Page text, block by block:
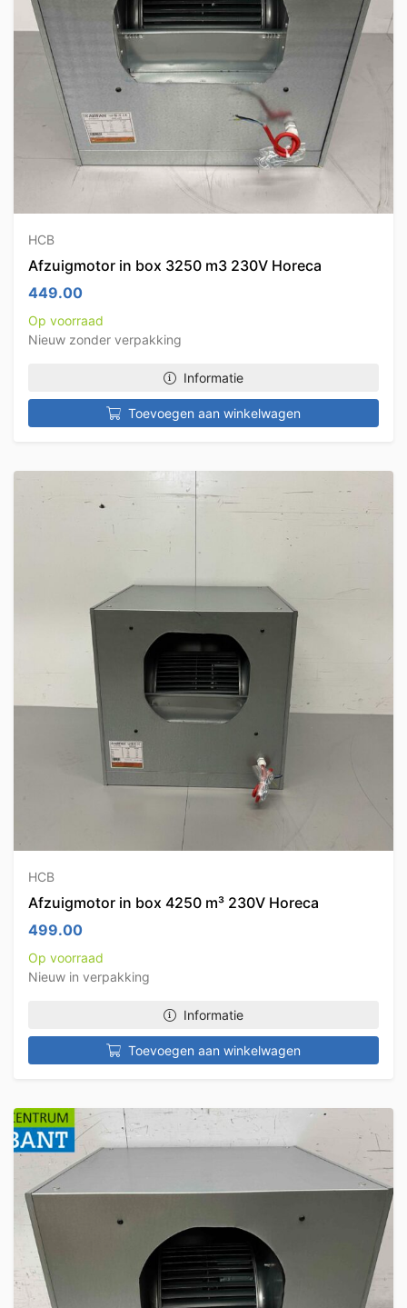
HCB
Afzuigmotor in box 3250 m3 230V Horeca
449.00
Op voorraad
Nieuw zonder verpakking
Informatie
Toevoegen aan winkelwagen
HCB
Afzuigmotor in box 4250 m³ 230V Horeca
499.00
Op voorraad
Nieuw in verpakking
Informatie
Toevoegen aan winkelwagen